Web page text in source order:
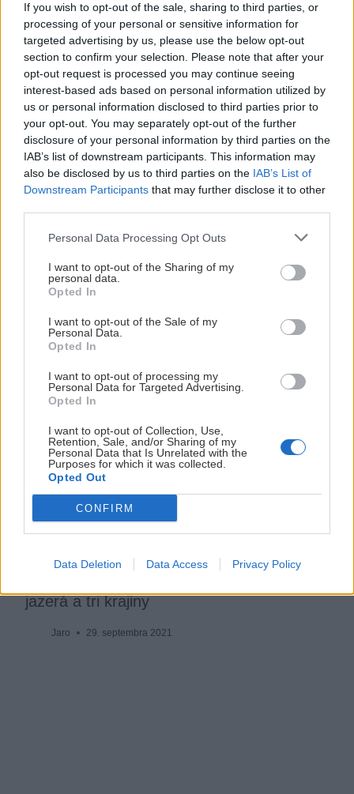
If you wish to opt-out of the sale, sharing to third parties, or
processing of your personal or sensitive information for
targeted advertising by us, please use the below opt-out
section to confirm your selection. Please note that after your
opt-out request is processed you may continue seeing
interest-based ads based on personal information utilized by
us or personal information disclosed to third parties prior to
your opt-out. You may separately opt-out of the further
disclosure of your personal information by third parties on the
IAB’s list of downstream participants. This information may
also be disclosed by us to third parties on the IAB’s List of
Downstream Participants that may further disclose it to other
Personal Data Processing Opt Outs
I want to opt-out of the Sharing of my
personal data.
Opted In
I want to opt-out of the Sale of my
Personal Data.
Opted In
I want to opt-out of processing my
Personal Data for Targeted Advertising.
Opted In
I want to opt-out of Collection, Use,
Retention, Sale, and/or Sharing of my
Personal Data that Is Unrelated with the
Purposes for which it was collected.
Opted Out
CONFIRM
Data Deletion Data Access Privacy Policy
Gurmánska jazda od Álp k Jadranu
jazerá a tri krajiny
Jaro 29. septembra 2021